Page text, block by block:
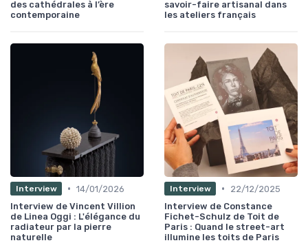
des cathédrales à l’ère
contemporaine
savoir-faire artisanal dans
les ateliers français
Interview • 14/01/2026
Interview de Vincent Villion
de Linea Oggi : L'élégance du
radiateur par la pierre
naturelle
Interview •
22/12/2025
Interview de Constance
Fichet-Schulz de Toit de
Paris : Quand le street-art
illumine les toits de Paris